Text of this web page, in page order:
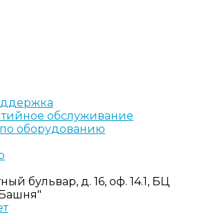
обслуживание
оборудованию
бульвар, д. 16, оф. 14.1, БЦ